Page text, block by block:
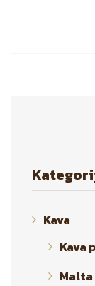
Kava
Kava
Malta